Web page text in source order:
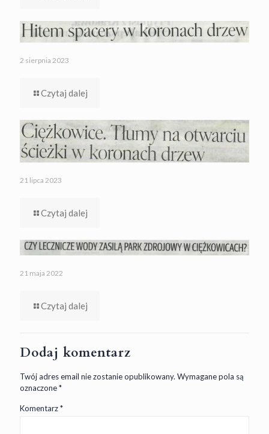
2 sierpnia 2023
Czytaj dalej
21 lipca 2023
Czytaj dalej
21 maja 2022
Czytaj dalej
Dodaj komentarz
Twój adres email nie zostanie opublikowany. Wymagane pola są
oznaczone*
Komentarz*